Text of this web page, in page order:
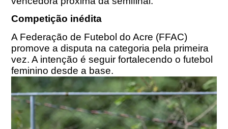
Competição inédita
A Federação de Futebol do Acre (FFAC)
promove a disputa na categoria pela primeira
vez. A intenção é seguir fortalecendo o futebol
feminino desde a base.